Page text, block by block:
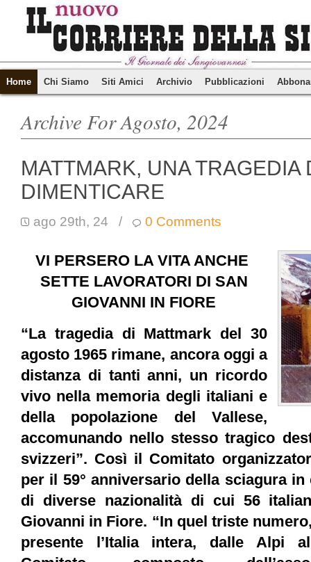
Home Chi Siamo Siti Amici Archivio Pubblicazioni
Archive For Agosto, 2024
MATTMARK, UNA TRAGEDIA
DIMENTICARE
ago 29th, 24 / 0 Comments
VI PERSERO LA VITA ANCHE
SETTE LAVORATORI DI SAN
GIOVANNI IN FIORE
“La tragedia di Mattmark del 30
agosto 1965 rimane, ancora oggi a
distanza di tanti anni, un ricordo
vivo nella memoria degli italiani e
della popolazione del Vallese,
accomunando nello stesso tragico
svizzeri”. Così il Comitato
per il 59° anniversariodella sciagura in
di diverse nazionalità di cui 56
Giovanni in Fiore. “In quel triste
presente l’Italia intera, dalle Alpi